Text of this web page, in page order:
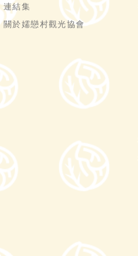
連結集
關於嬬戀村觀光協會